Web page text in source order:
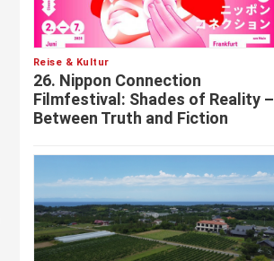
Reise & Kultur
26. Nippon Connection
Filmfestival: Shades of Reality –
Between Truth and Fiction